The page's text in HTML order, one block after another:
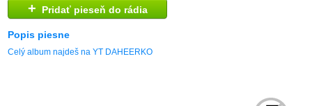
+ Pridať pieseň do rádia
Popis piesne
Celý album najdeš na YT DAHEERKO